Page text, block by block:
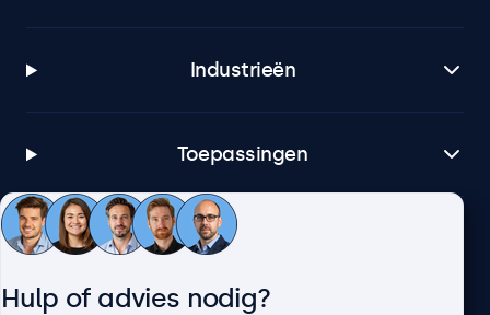
Industrieën
Toepassingen
Klantenservice
Hulp of advies nodig?